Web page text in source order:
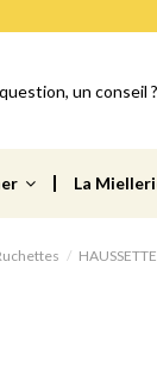
un conseil ?
La